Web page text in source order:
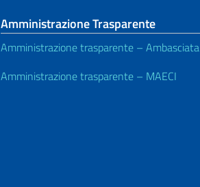
Amministrazione Trasparente
Amministrazione trasparente – Ambasciata
Amministrazione trasparente – MAECI